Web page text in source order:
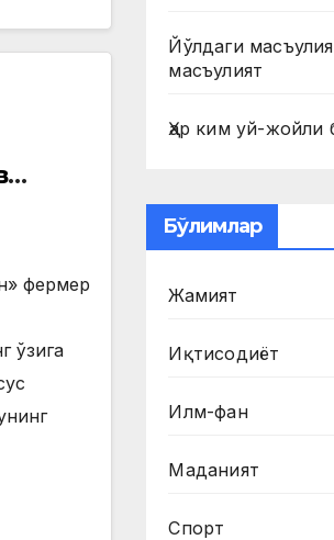
фермер
ўзига
Йўлдаги
масъулият
Ҳар ким уй-жойли
Бўлимлар
Жамият
Иқтисодиёт
Илм-фан
Маданият
Спорт